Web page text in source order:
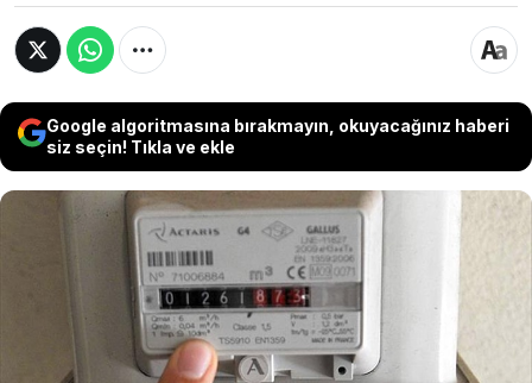
Google algoritmasına bırakmayın, okuyacağınız haberi
siz seçin! Tıkla ve ekle
Geçtiğimiz yıllarda alınan karar ile bugüne kadar
devlet tarafından yürütülen elektrik, su ve
doğalgaz gibi sayaçların periyodik muayene
işlemleri özel sektöre devredilmişti. Resmi
Gazete'de yayımlanan düzenleme ile eski tip
sayaçlar için son kullanım tarihleri paylaşılırken,